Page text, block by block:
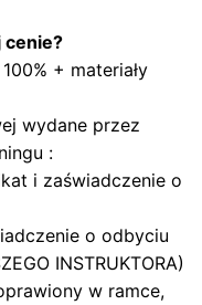
cenie?
+ materiały
wydane przez
:
i zaświadczenie o
o odbyciu
INSTRUKTORA)
w ramce,